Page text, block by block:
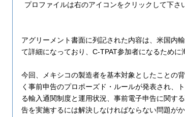
プロファイルは右のアイコンをクリックして下さ
アグリーメント書面に列記された内容は、米国内
て詳細になっており、C-TPAT参加者になるため
今回、メキシコの製造者を基本対象としたことの
く事前申告のプロポーズド・ルールが発表され、
る輸入通関制度と運用状況、事前電子申告に関す
告を実施するには解決しなければならない問題が